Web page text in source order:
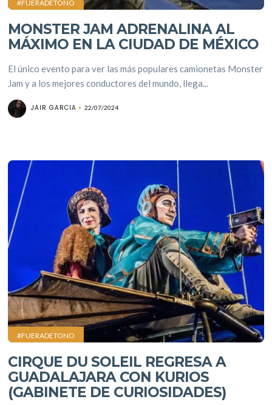
#FUERADETONO
MONSTER JAM ADRENALINA AL
MÁXIMO EN LA CIUDAD DE MÉXICO
El único evento para ver las más populares camionetas Monster
Jam y a los mejores conductores del mundo, llega...
JAIR GARCIA 22/07/2024
#FUERADETONO
CIRQUE DU SOLEIL REGRESA A
GUADALAJARA CON KURIOS
(GABINETE DE CURIOSIDADES)